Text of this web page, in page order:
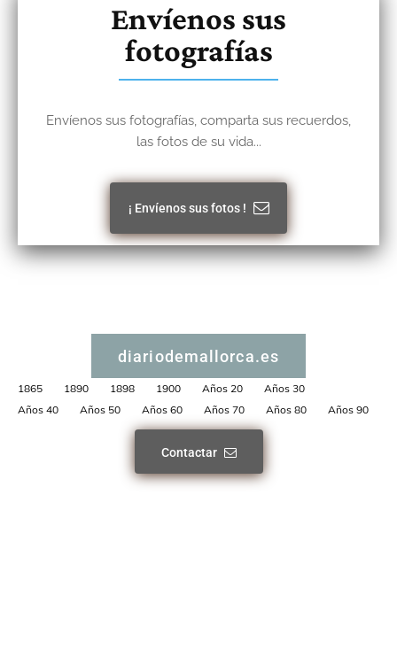
Envíenos sus
fotografías
Envíenos sus fotografías, comparta sus recuerdos,
las fotos de su vida...
¡ Envíenos sus fotos !
diariodemallorca.es
1865 1890 1898 1900 Años 20
Años 30
Años 40
Años 50 Años 60 Años 70 Años 80 Años 90
Contactar